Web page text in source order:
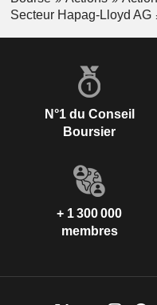
Secteur Hapag-Lloyd AG
N°1 du Conseil
Boursier
+ 1 300 000
membres